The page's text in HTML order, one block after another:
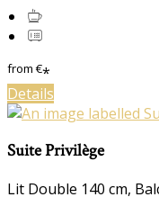
from€*
Details
Suite Privilège
Lit Double 140 cm,